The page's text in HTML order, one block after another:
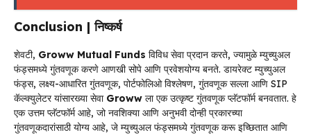
Conclusion | निष्कर्ष
शेवटी, Groww Mutual Funds विविध सेवा प्रदान करते, ज्यामुळे म्युच्युअल
फंड्समध्ये गुंतवणूक करणे आणखी सोपे आणि प्रवेशयोग्य बनते. डायरेक्ट म्युच्युअल
फंड्स, लक्ष्य-आधारित गुंतवणूक, पोर्टफोलिओ विश्लेषण, गुंतवणूक सल्ला आणि SIP
कॅल्क्युलेटर यांसारख्या सेवा Groww ला एक उत्कृष्ट गुंतवणूक प्लॅटफॉर्म बनवतात. हे
एक उत्तम प्लॅटफॉर्म आहे, जो नवशिक्या आणि अनुभवी दोन्ही प्रकारच्या
गुंतवणूकदारांसाठी योग्य आहे, जे म्युच्युअल फंड्समध्ये गुंतवणूक करू इच्छितात आणि